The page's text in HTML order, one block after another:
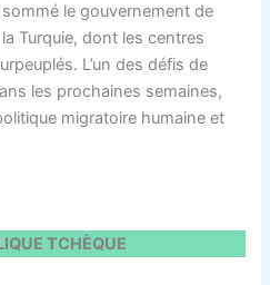
le gouvernement de
Turquie, dont les centres
L’un des défis de
les prochaines semaines,
migratoire humaine et
TCHÈQUE